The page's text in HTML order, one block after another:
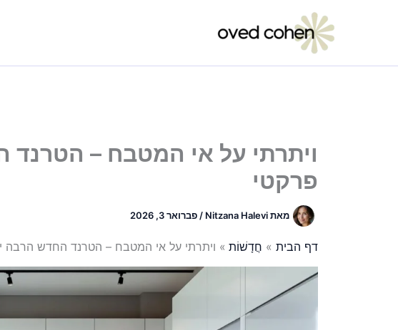
ויתרתי על אי המטבח – הטרנד
פרקטי
מאתNitzana Halevi
/ פברואר 3, 2026
דף הבית חֲדָשׁוֹת ויתרתי על אי המטבח – הטרנד החדש הרבה